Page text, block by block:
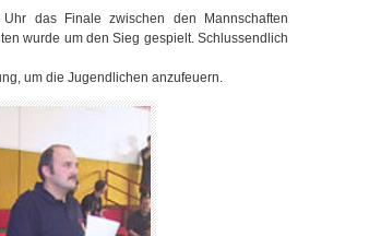
das Finale zwischen den Mannschaften
wurde um den Sieg gespielt. Schlussendlich
um die Jugendlichen anzufeuern.